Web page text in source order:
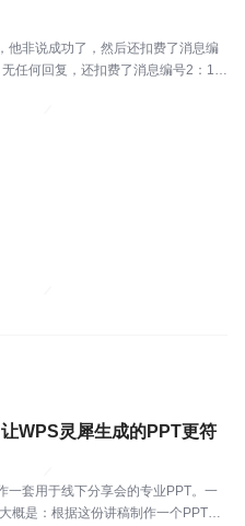
他非说成功了，然后还扣费了消息编
任何回复，还扣费了消息编号2：11
WPS灵犀生成的PPT更符
一套用于线下分享会的专业PPT。一
概是：根据这份讲稿制作一个PPT，